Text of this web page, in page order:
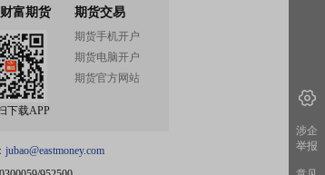
富期货
下载APP
期货交易
期货手机开户
期货电脑开户
期货官方网站
jubao@eastmoney.com
涉企
举报